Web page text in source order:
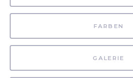
FARBEN
GALERIE